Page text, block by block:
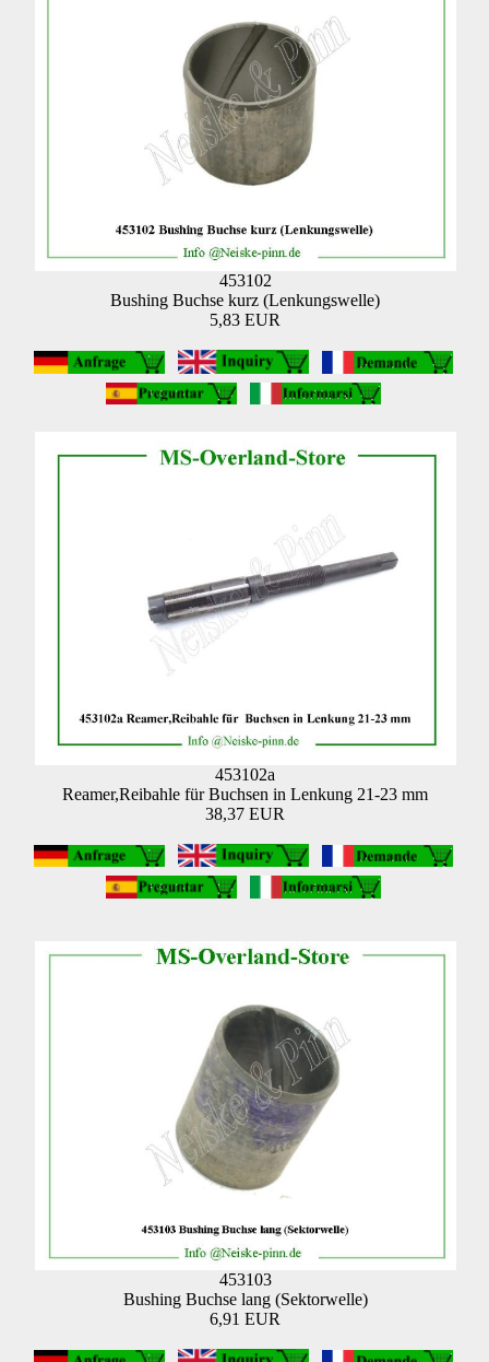
453102
Bushing Buchse kurz (Lenkungswelle)
5,83 EUR
453102a
Reamer,Reibahle für Buchsen in Lenkung 21-23 mm
38,37 EUR
453103
Bushing Buchse lang (Sektorwelle)
6,91 EUR